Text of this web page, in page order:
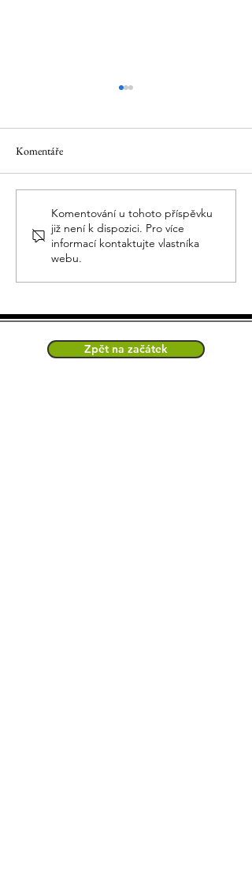
Komentáře
Komentování u tohoto příspěvku
již není k dispozici. Pro více
informací kontaktujte vlastníka
webu.
Zpět na začátek